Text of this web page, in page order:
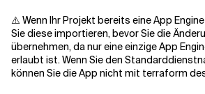
⚠️ Wenn Ihr Projekt bereits eine App
Sie diese importieren, bevor Sie die
übernehmen, da nur eine einzige App
erlaubt ist. Wenn Sie den
können Sie die App nicht mit terraform